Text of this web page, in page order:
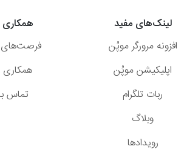
لینک‌های مفید
افزونه مرورگر موپُن
اپلیکیشن موپُن
ربات تلگرام
وبلاگ
رویدادها
همکاری
همکاری
تماس